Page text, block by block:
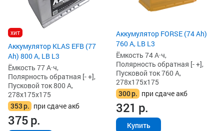
хит
Аккумулятор KLAS EFB (77
Ah) 800 А, LB L3
Ёмкость 77 А·ч,
Полярность обратная [- +],
Пусковой ток 800 А,
278x175x175
353р. при сдаче акб
375р.
Аккумулятор FORSE (74 Ah)
760 А, LB L3
Ёмкость 74 А·ч,
Полярность обратная [- +],
Пусковой ток 760 А,
278x175x175
300р. при сдаче акб
321 р.
Купить